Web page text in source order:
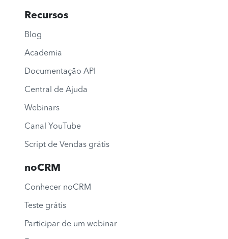
Recursos
Blog
Academia
Documentação API
Central de Ajuda
Webinars
Canal YouTube
Script de Vendas grátis
noCRM
Conhecer noCRM
Teste grátis
Participar de um webinar